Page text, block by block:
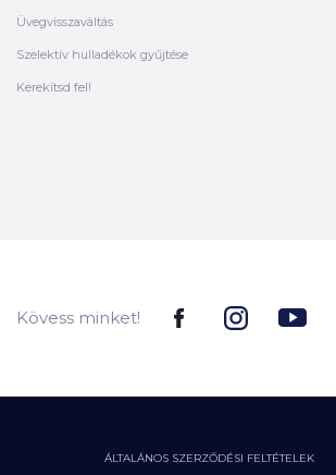
Üvegvisszaváltás
Szelektív hulladékok gyűjtése
Kerekítsd fel!
Kövess minket!
ÁLTALÁNOS SZERZŐDÉSI FELTÉTELEK